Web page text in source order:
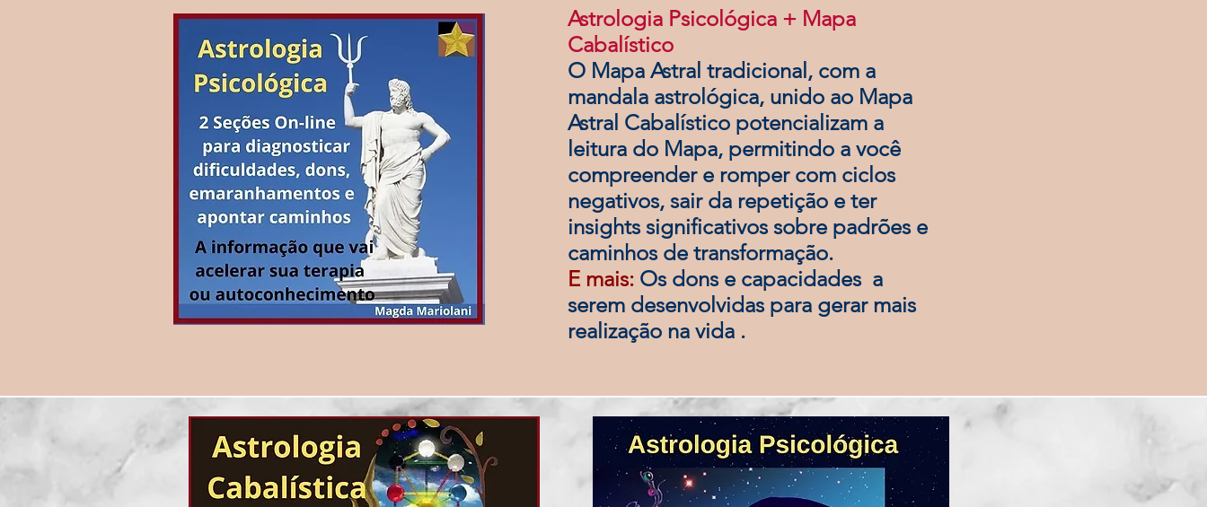
Astrologia Psicológica + Mapa
Cabalístico
O Mapa Astral tradicional, com a
mandala astrológica, unido ao Mapa
Astral Cabalístico potencializam a
leitura do Mapa, permitindo a você
compreender e romper com ciclos
negativos, sair da repetição e ter
insights significativos sobre padrões e
caminhos de transformação.
E mais: Os dons e capacidades a
serem desenvolvidas para gerar mais
realização na vida .